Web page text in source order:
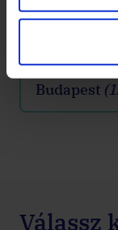
küldetést!
Budapest
Válassz